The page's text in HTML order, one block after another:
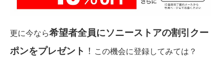
更に今なら希望者全員にソニーストアの割引クー
ポンをプレゼント ！ この機会に登録してみては？